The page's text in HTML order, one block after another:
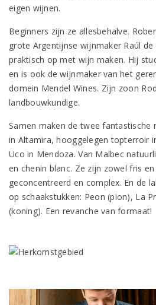
eigen wijnen.
Beginners zijn ze allesbehalve.
grote Argentijnse wijnmaker Raúl
praktisch op met wijn maken. Hij
en is ook de wijnmaker van het
domein Mendel Wines. Zijn zoon
landbouwkundige.
Samen maken de twee fantastische
in Altamira, hooggelegen topterroir
Uco in Mendoza. Van Malbec
en chenin blanc. Ze zijn zowel fris
geconcentreerd en complex. En de
op schaakstukken: Peon (pion), La
(koning). Een revanche van formaat!